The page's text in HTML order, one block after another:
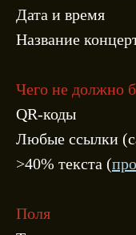
Дата и время
Название
Чего не должно
QR-коды
Любые ссылки
>40% текста (
Поля